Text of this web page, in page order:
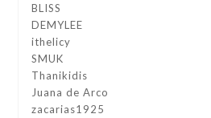
BLISS
DEMYLEE
ithelicy
SMUK
Thanikidis
Juana de Arco
zacarias1925